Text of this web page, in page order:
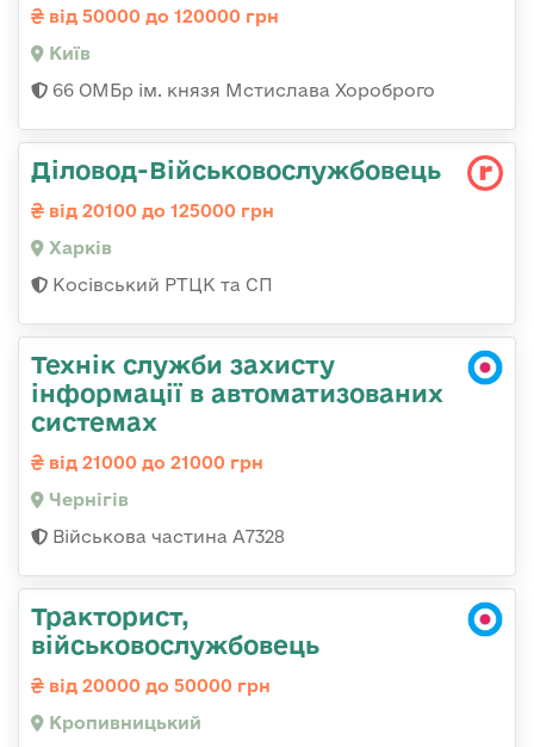
від 50000 до 120000 грн
Київ
66 ОМБр ім. князя Мстислава Хороброго
Діловод-Військовослужбовець
від 20100 до 125000 грн
Харків
Косівський РТЦК та СП
Технік служби захисту
інформації в автоматизованих
системах
від 21000 до 21000 грн
Чернігів
Військова частина А7328
Тракторист,
військовослужбовець
від 20000 до 50000 грн
Кропивницький